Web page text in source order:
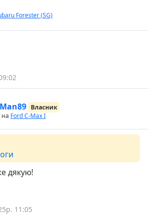
Forester (SG)
Власник
на Ford C-Max I
дякую!
11:05